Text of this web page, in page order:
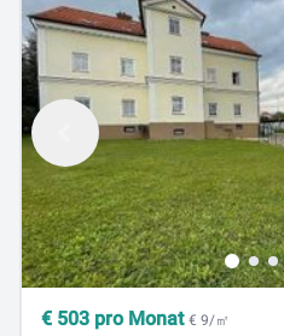
€ 503 pro Monat € 9/㎡